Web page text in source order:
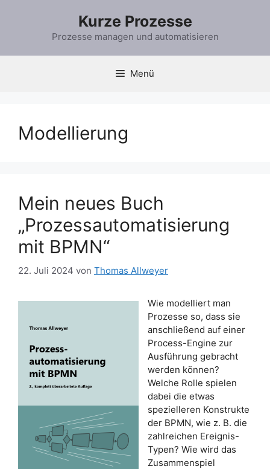
Kurze Prozesse
Prozesse managen und automatisieren
Menü
Modellierung
Mein neues Buch
„Prozessautomatisierung
mit BPMN“
22. Juli 2024 von Thomas Allweyer
Wie modelliert man
Prozesse so, dass sie
anschließend auf einer
Process-Engine zur
Ausführung gebracht
werden können?
Welche Rolle spielen
dabei die etwas
spezielleren Konstrukte
der BPMN, wie z. B. die
zahlreichen Ereignis-
Typen? Wie wird das
Zusammenspiel